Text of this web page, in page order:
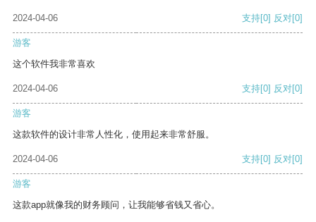
2024-04-06 支持[0] 反对[0]
游客
这个软件我非常喜欢
2024-04-06 支持[0] 反对[0]
游客
这款软件的设计非常人性化，使用起来非常舒服。
2024-04-06 支持[0] 反对[0]
游客
这款app就像我的财务顾问，让我能够省钱又省心。